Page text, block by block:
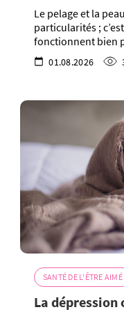
Le pelage et la
particularités ;
fonctionnent bien
01.08.2026
SANTÉ DE L'ÊTRE AIMÉ
La dépression